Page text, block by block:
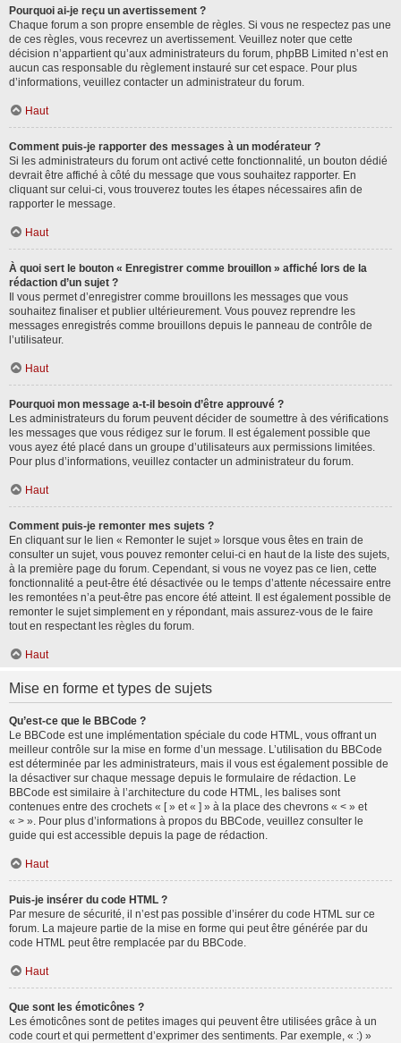
Pourquoi ai-je reçu un avertissement ?
Chaque forum a son propre ensemble de règles. Si vous ne respectez pas une
de ces règles, vous recevrez un avertissement. Veuillez noter que cette
décision n’appartient qu’aux administrateurs du forum, phpBB Limited n’est en
aucun cas responsable du règlement instauré sur cet espace. Pour plus
d’informations, veuillez contacter un administrateur du forum.
Haut
Comment puis-je rapporter des messages à un modérateur ?
Si les administrateurs du forum ont activé cette fonctionnalité, un bouton dédié
devrait être affiché à côté du message que vous souhaitez rapporter. En
cliquant sur celui-ci, vous trouverez toutes les étapes nécessaires afin de
rapporter le message.
Haut
À quoi sert le bouton « Enregistrer comme brouillon » affiché lors de la
rédaction d’un sujet ?
Il vous permet d’enregistrer comme brouillons les messages que vous
souhaitez finaliser et publier ultérieurement. Vous pouvez reprendre les
messages enregistrés comme brouillons depuis le panneau de contrôle de
l’utilisateur.
Haut
Pourquoi mon message a-t-il besoin d’être approuvé ?
Les administrateurs du forum peuvent décider de soumettre à des vérifications
les messages que vous rédigez sur le forum. Il est également possible que
vous ayez été placé dans un groupe d’utilisateurs aux permissions limitées.
Pour plus d’informations, veuillez contacter un administrateur du forum.
Haut
Comment puis-je remonter mes sujets ?
En cliquant sur le lien « Remonter le sujet » lorsque vous êtes en train de
consulter un sujet, vous pouvez remonter celui-ci en haut de la liste des sujets,
à la première page du forum. Cependant, si vous ne voyez pas ce lien, cette
fonctionnalité a peut-être été désactivée ou le temps d’attente nécessaire entre
les remontées n’a peut-être pas encore été atteint. Il est également possible de
remonter le sujet simplement en y répondant, mais assurez-vous de le faire
tout en respectant les règles du forum.
Haut
Mise en forme et types de sujets
Qu’est-ce que le BBCode ?
Le BBCode est une implémentation spéciale du code HTML, vous offrant un
meilleur contrôle sur la mise en forme d’un message. L’utilisation du BBCode
est déterminée par les administrateurs, mais il vous est également possible de
la désactiver sur chaque message depuis le formulaire de rédaction. Le
BBCode est similaire à l’architecture du code HTML, les balises sont
contenues entre des crochets « [ » et « ] » à la place des chevrons « < » et
« > ». Pour plus d’informations à propos du BBCode, veuillez consulter le
guide qui est accessible depuis la page de rédaction.
Haut
Puis-je insérer du code HTML ?
Par mesure de sécurité, il n’est pas possible d’insérer du code HTML sur ce
forum. La majeure partie de la mise en forme qui peut être générée par du
code HTML peut être remplacée par du BBCode.
Haut
Que sont les émoticônes ?
Les émoticônes sont de petites images qui peuvent être utilisées grâce à un
code court et qui permettent d’exprimer des sentiments. Par exemple, « :) »